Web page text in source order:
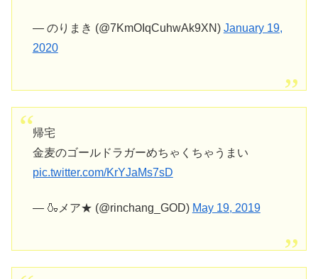
— のりまき (@7KmOIqCuhwAk9XN) January 19,
2020
帰宅
金麦のゴールドラガーめちゃくちゃうまい
pic.twitter.com/KrYJaMs7sD
— 🍶メア★ (@rinchang_GOD) May 19, 2019